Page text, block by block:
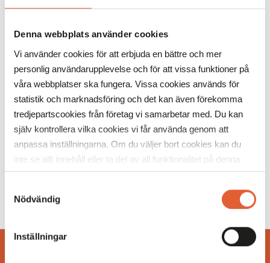
Denna webbplats använder cookies
Vi använder cookies för att erbjuda en bättre och mer
personlig användarupplevelse och för att vissa funktioner på
våra webbplatser ska fungera. Vissa cookies används för
statistik och marknadsföring och det kan även förekomma
tredjepartscookies från företag vi samarbetar med. Du kan
själv kontrollera vilka cookies vi får använda genom att
anpassa inställningarna. Om du väljer bort cookies kan du
inte se allt innehåll eller ta del av all funktionalitet på denna
webbplats.
Nödvändig
Inställningar
hjärtans dag tillsammans med Lekia. Kom och
pärla ett hjärta till någon du tycker om.
När:14 februari kl. 12-16.
Var: På Mobilia utanför Cervera i södra huset.
För vem:Barn mellan 5–12 år.
Övrigt:Gratis! Dessutom 20% hos Lekia på ord priser,
exklusive Lego och gäller på en valfri vara.
Tillsammans fyller vi Mobilia med kärlek! ❤️
BESÖKSINFO